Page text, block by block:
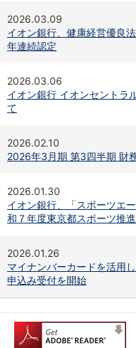
スマホ決済アプリ
公営競技
相続・税務のご相談
電子マネーWAON
その他サービス
手数料
キャンペーン
店舗・ATM
北海道
青森県
秋田県
山形県
2026.03.09
イオン銀行、健康経営優良
年連続認定
2026.03.06
イオン銀行 イオンセントラ
て
2026.02.10
2026年3月期 第3四半期 財
2026.01.30
イオン銀行、「スポーツエ
和７年度東京都スポーツ推
2026.01.26
マイナンバーカードを活用
申込み受付を開始